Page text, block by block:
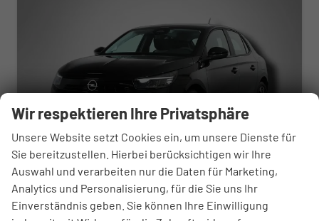
Opel Corsa
Edition 1.2 Direct Injection Turbo 6-Gang
Wir respektieren Ihre Privatsphäre
Unsere Website setzt Cookies ein, um unsere Dienste für
Sie bereitzustellen. Hierbei berücksichtigen wir Ihre
Auswahl und verarbeiten nur die Daten für Marketing,
Analytics und Personalisierung, für die Sie uns Ihr
Einverständnis geben. Sie können Ihre Einwilligung